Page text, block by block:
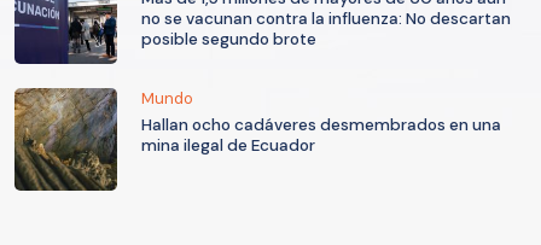
no se vacunan contra la influenza: No descartan
posible segundo brote
Mundo
Hallan ocho cadáveres desmembrados en una
mina ilegal de Ecuador